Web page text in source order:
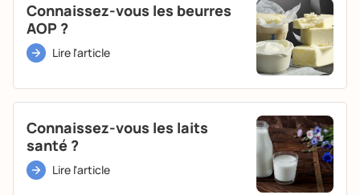
Connaissez-vous les beurres
AOP ?
Lire l'article
Connaissez-vous les laits
santé ?
Lire l'article